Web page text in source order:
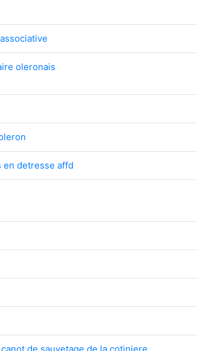
oleronais
en detresse affd